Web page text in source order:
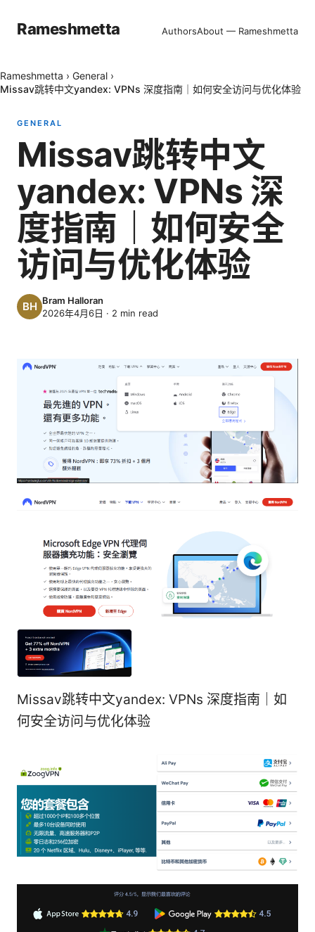
Rameshmetta AuthorsAbout — Rameshmetta
Rameshmetta › General ›
Missav跳转中文yandex: VPNs 深度指南｜如何安全访问与优化体验
GENERAL
Missav跳转中文
yandex: VPNs 深
度指南｜如何安全
访问与优化体验
Bram Halloran
2026年4月6日 · 2 min read
Missav跳转中文yandex: VPNs 深度指南｜如
何安全访问与优化体验